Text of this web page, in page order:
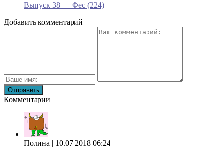
Выпуск 38 — Фес (224)
Добавить комментарий
Комментарии
Полина | 10.07.2018 06:24